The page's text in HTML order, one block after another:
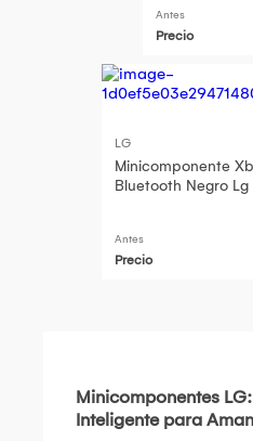
Antes
Precio
LG
Minicomponente
Bluetooth Negro Lg
Antes
Precio
Minicomponentes
Inteligente para